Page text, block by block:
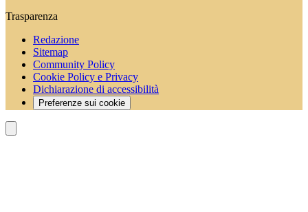
Trasparenza
Redazione
Sitemap
Community Policy
Cookie Policy e Privacy
Dichiarazione di accessibilità
Preferenze sui cookie